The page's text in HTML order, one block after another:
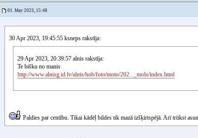
01. May 2023, 15:48
30 Apr 2023, 19:45:55 ksneps rakstīja:
29 Apr 2023, 20:39:57 alnis rakstīja:
Te bišku no manis
http://www.alnisg.id.lv/alnis/hob/foto/moto/202..._mols/index.html
Paldies par centību. Tikai kādēļ bildes tik mazā izšķirtspējā. Arī trūkst